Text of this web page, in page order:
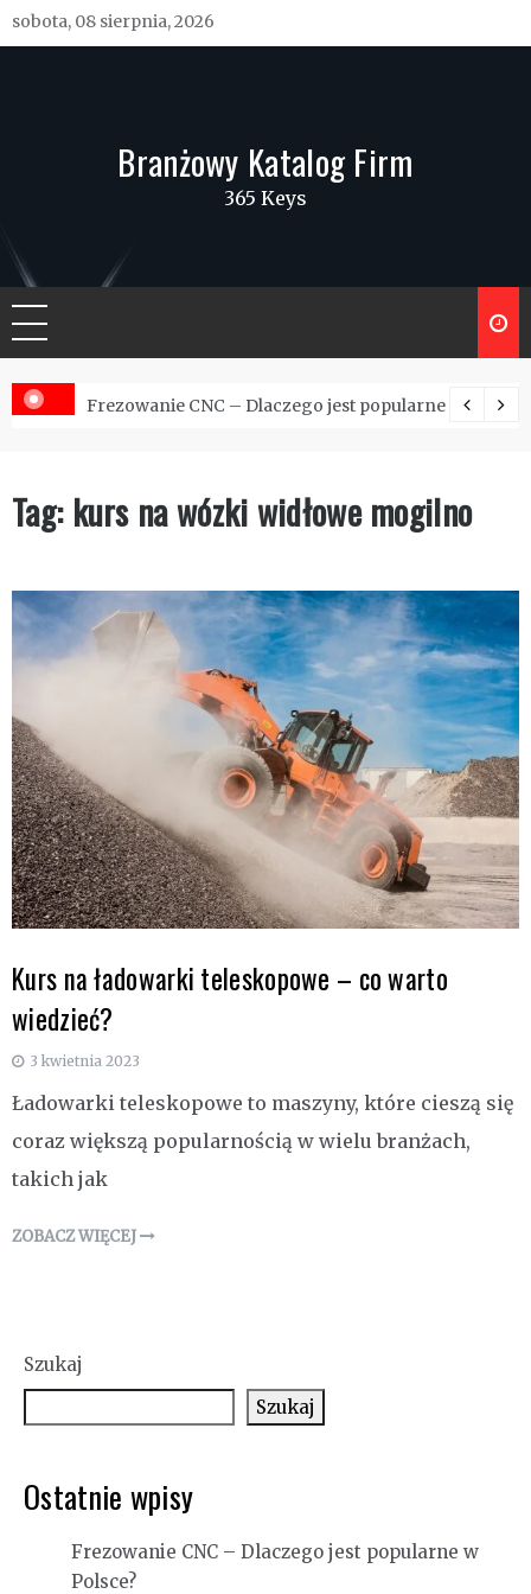
Skip
to
sobota, 08 sierpnia, 2026
Branżowy Katalog Firm
365 Keys
wysypiskFrezowanie CNC – Dlaczego jest popularne w Polsce?
Tag: kurs na wózki widłowe mogilno
Kurs na ładowarki teleskopowe – co warto
wiedzieć?
3 kwietnia 2023
Ładowarki teleskopowe to maszyny, które cieszą się
coraz większą popularnością w wielu branżach,
takich jak
ZOBACZ WIĘCEJ
Szukaj
Szukaj
Ostatnie wpisy
Frezowanie CNC – Dlaczego jest popularne w
Polsce?